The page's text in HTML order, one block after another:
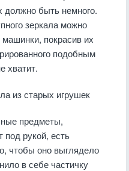
должно быть немного.
зеркала можно
покрасив их
подобным
хватит.
из старых игрушек
предметы,
рукой, есть
чтобы оно выглядело
в себе частичку